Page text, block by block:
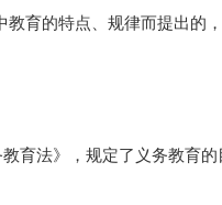
育的特点、规律而提出的
育法》，规定了义务教育